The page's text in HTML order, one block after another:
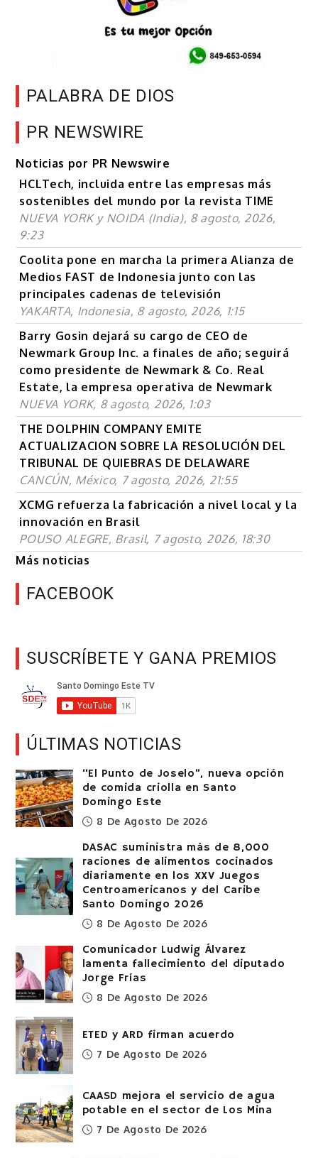
PALABRA DE DIOS
PR NEWSWIRE
Noticias por PR Newswire
HCLTech, incluida entre las empresas más
sostenibles del mundo por la revista TIME
NUEVA YORK y NOIDA (India), 8 agosto, 2026,
9:23
Coolita pone en marcha la primera Alianza de
Medios FAST de Indonesia junto con las
principales cadenas de televisión
YAKARTA, Indonesia, 8 agosto, 2026, 1:15
Barry Gosin dejará su cargo de CEO de
Newmark Group Inc. a finales de año; seguirá
como presidente de Newmark & Co. Real
Estate, la empresa operativa de Newmark
NUEVA YORK, 8 agosto, 2026, 1:03
THE DOLPHIN COMPANY EMITE
ACTUALIZACION SOBRE LA RESOLUCIÓN DEL
TRIBUNAL DE QUIEBRAS DE DELAWARE
CANCÚN, México, 7 agosto, 2026, 21:55
XCMG refuerza la fabricación a nivel local y la
innovación en Brasil
POUSO ALEGRE, Brasil, 7 agosto, 2026, 18:30
Más noticias
FACEBOOK
SUSCRÍBETE Y GANA PREMIOS
ÚLTIMAS NOTICIAS
“El Punto de Joselo”, nueva opción
de comida criolla en Santo
Domingo Este
8 De Agosto De 2026
DASAC suministra más de 8,000
raciones de alimentos cocinados
diariamente en los XXV Juegos
Centroamericanos y del Caribe
Santo Domingo 2026
8 De Agosto De 2026
Comunicador Ludwig Álvarez
lamenta fallecimiento del diputado
Jorge Frías
8 De Agosto De 2026
ETED y ARD firman acuerdo
7 De Agosto De 2026
CAASD mejora el servicio de agua
potable en el sector de Los Mina
7 De Agosto De 2026